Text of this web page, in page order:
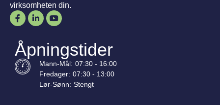
virksomheten din.
Åpningstider
Mann-Mål: 07:30 - 16:00
Fredager: 07:30 - 13:00
Lør-Sønn: Stengt